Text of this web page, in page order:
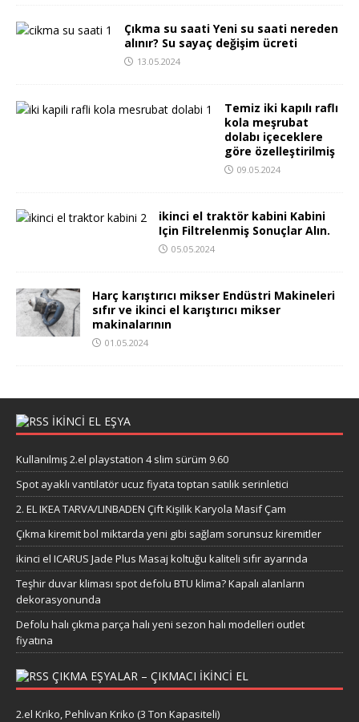
Çıkma su saati Yeni su saati nereden
alınır? Su sayaç değişim ücreti
13.05.2024
Temiz iki kapılı raflı
kola meşrubat
dolabı içeceklere
göre özelleştirilmiş
09.05.2024
ikinci el traktör kabini Kabini
Için Filtrelenmiş Sonuçlar Alın.
05.05.2024
Harç karıştırıcı mikser Endüstri Makineleri
sıfır ve ikinci el karıştırıcı mikser
makinalarının
01.05.2024
IKINCI EL EŞYA
Kullanılmış 2.el playstation 4 slim sürüm 9.60
Spot ayaklı vantilatör ucuz fiyata toptan satılık serinletici
2. EL IKEA TARVA/LINBADEN Çift Kişilik Karyola Masif Çam
Çıkma kiremit bol miktarda yeni gibi sağlam sorunsuz kiremitler
ikinci el ICARUS Jade Plus Masaj koltuğu kaliteli sıfır ayarında
Teşhir duvar kliması spot defolu BTU klima? Kapalı alanların
dekorasyonunda
Defolu halı çıkma parça halı yeni sezon halı modelleri outlet
fiyatına
ÇIKMA EŞYALAR – ÇIKMACI IKINCI EL
2.el Kriko, Pehlivan Kriko (3 Ton Kapasiteli)